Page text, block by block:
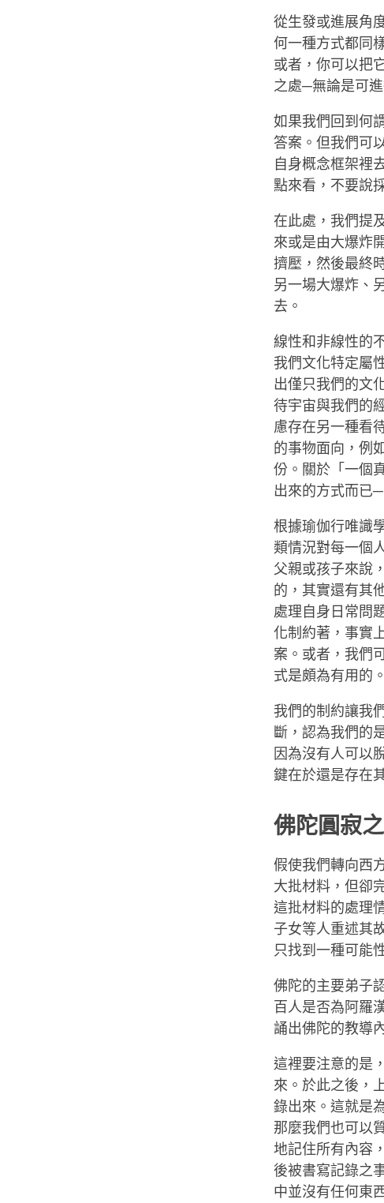
從生發或進展角
何一種方式都同
或者，你可以把
之處─無論是可
如果我們回到何
答案。但我們可
自身概念框架裡
點來看，不要說
在此處，我們提
來或是由大爆炸
擠壓，然後最終
另一場大爆炸、
去。
線性和非線性的
我們文化特定屬
出僅只我們的文
待宇宙與我們的
慮存在另一種看
的事物面向，例
份。關於「一個
出來的方式而已
根據瑜伽行唯識
類情況對每一個
父親或孩子來說
的，其實還有其
處理自身日常問
化制約著，事實
案。或者，我們
式是頗為有用的。
我們的制約讓我
斷，認為我們的
因為沒有人可以
鍵在於還是存在
佛陀圓寂
假使我們轉向西
大批材料，但卻
這批材料的處理
子女等人重述其
只找到一種可能
佛陀的主要弟子
百人是否為阿羅
誦出佛陀的教導
這裡要注意的是
來。於此之後，
錄出來。這就是
那麼我們也可以
地記住所有內容
後被書寫記錄之
中並沒有任何東